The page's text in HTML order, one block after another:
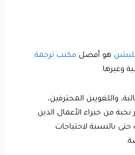
هو أفضل مكتب ترجمة
وغيرها.
واللغويين المحترفين،
من خبراء الأعمال الذين
بالنسبة لاحتياجات